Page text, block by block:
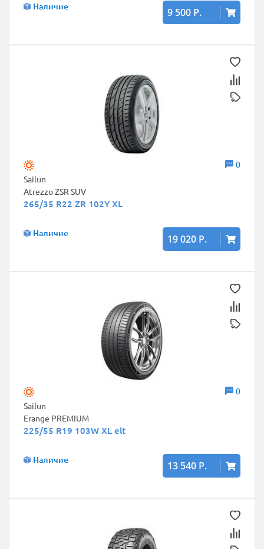
Наличие 9 500 Р.
0
Sailun
Atrezzo ZSR SUV
265/35 R22 ZR 102Y XL
Наличие 19 020 Р.
0
Sailun
Erange PREMIUM
225/55 R19 103W XL elt
Наличие 13 540 Р.